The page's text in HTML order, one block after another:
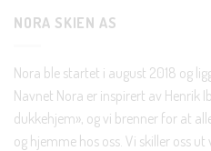
NORA SKIEN AS
Nora ble startet i august 2018 og
Navnet Nora er inspirert av Henrik
dukkehjem», og vi brenner for at
og hjemme hos oss. Vi skiller oss